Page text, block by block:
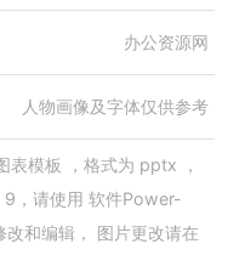
办公资源网
人物画像及字体仅供参考
表模板 ，格式为 pptx
，
9 ，请使用 软件Power-
和编辑， 图片更改请在